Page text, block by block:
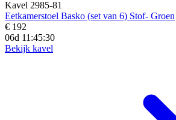
Kavel 2985-81
Eetkamerstoel Basko (set van 6) Stof- Groen
€ 192
06d 11:45:28
Bekijk kavel